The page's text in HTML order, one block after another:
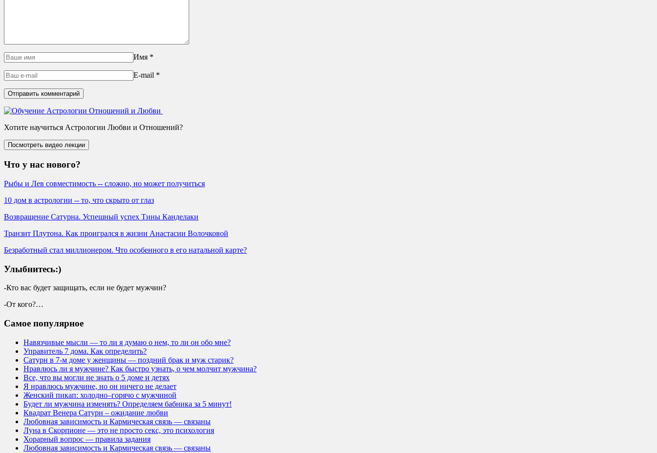
Имя *
E-mail *
Хотите научиться Астрологии Любви и Отношений?
Что у нас нового?
Рыбы и Лев совместимость -- сложно, но может получиться
10 дом в астрологии -- то, что скрыто от глаз
Возвращение Сатурна. Успешный успех Тины Канделаки
Транзит Плутона. Как проигрался в жизни Анастасии Волочковой
Безработный стал миллионером. Что особенного в его натальной карте?
Улыбнитесь:)
-Кто вас будет защищать, если не будет мужчин?
-От кого?…
Самое популярное
Навязчивые мысли — то ли я думаю о нем, то ли он обо мне?
Управитель 7 дома. Как определить?
Сатурн в 7-м доме у женщины — поздний брак и муж старик?
Нравлюсь ли я мужчине? Как быстро узнать, о чем молчит мужчина?
Все, что вы могли не знать о 5 доме и детях
Я нравлюсь мужчине, но он ничего не делает
Женский пикап: холодно–горячо с мужчиной
Будет ли мужчина изменять? Определяем бабника за 5 минут!
Квадрат Венера Сатурн – ожидание любви
Любовная зависимость и Кармическая связь — связаны
Луна в Скорпионе — это не просто секс, это психология
Хорарный вопрос — правила задания
Любовная зависимость и Кармическая связь — связаны